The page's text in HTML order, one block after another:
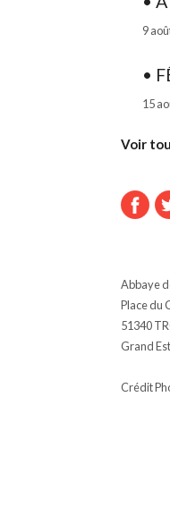
9
•
15
Voir
Abbaye
Place du
51340
Grand
Crédit